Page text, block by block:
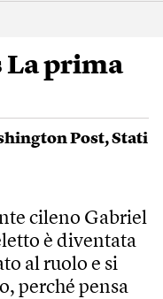
prima
Post,Stati
cileno Gabriel
è diventata
al ruolo e si
perché pensa